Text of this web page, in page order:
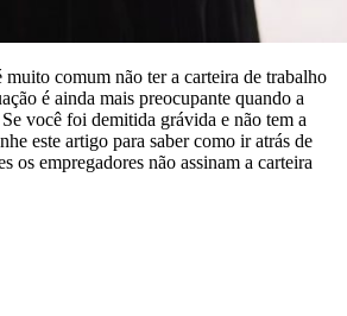
comum não ter a carteira de trabalho
é ainda mais preocupante quando a
você foi demitida grávida e não tem a
este artigo para saber como ir atrás de
os empregadores não assinam a carteira